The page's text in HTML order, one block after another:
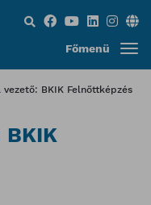
Keresés...
Főmenü
vezető: BKIK Felnőttképzés